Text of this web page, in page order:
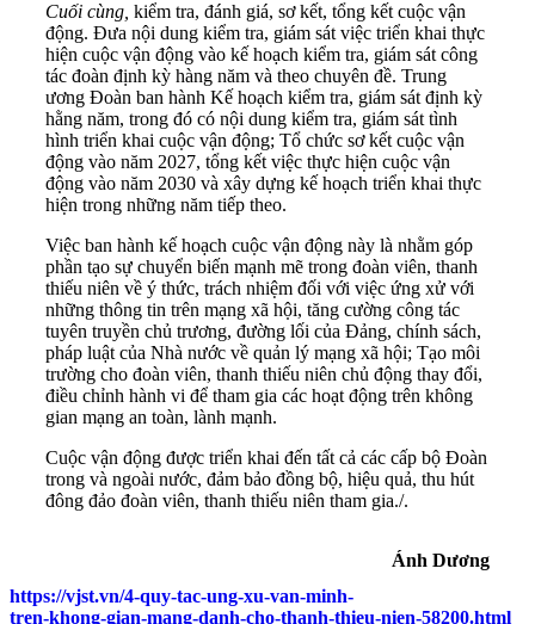
Cuối cùng, kiểm tra, đánh giá, sơ kết, tổng kết cuộc vận
động. Đưa nội dung kiểm tra, giám sát việc triển khai thực
hiện cuộc vận động vào kế hoạch kiểm tra, giám sát công
tác đoàn định kỳ hàng năm và theo chuyên đề. Trung
ương Đoàn ban hành Kế hoạch kiểm tra, giám sát định kỳ
hằng năm, trong đó có nội dung kiểm tra, giám sát tình
hình triển khai cuộc vận động; Tổ chức sơ kết cuộc vận
động vào năm 2027, tổng kết việc thực hiện cuộc vận
động vào năm 2030 và xây dựng kế hoạch triển khai thực
hiện trong những năm tiếp theo.
Việc ban hành kế hoạch cuộc vận động này là nhằm góp
phần tạo sự chuyển biến mạnh mẽ trong đoàn viên, thanh
thiếu niên về ý thức, trách nhiệm đối với việc ứng xử với
những thông tin trên mạng xã hội, tăng cường công tác
tuyên truyền chủ trương, đường lối của Đảng, chính sách,
pháp luật của Nhà nước về quản lý mạng xã hội; Tạo môi
trường cho đoàn viên, thanh thiếu niên chủ động thay đổi,
điều chỉnh hành vi để tham gia các hoạt động trên không
gian mạng an toàn, lành mạnh.
Cuộc vận động được triển khai đến tất cả các cấp bộ Đoàn
trong và ngoài nước, đảm bảo đồng bộ, hiệu quả, thu hút
đông đảo đoàn viên, thanh thiếu niên tham gia./.
Ánh Dương
https://vjst.vn/4-quy-tac-ung-xu-van-minh-
tren-khong-gian-mang-danh-cho-thanh-thieu-nien-58200.html